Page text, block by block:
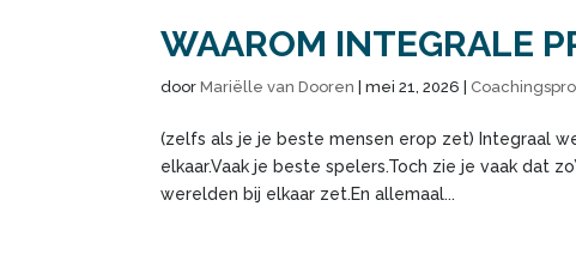
WAAROM INTEGRALE
doorMariëlle van Dooren |mei 21, 2026
(zelfs als je je beste mensen erop zet) Integraal
elkaar.Vaak je beste spelers.Toch zie je vaak dat
werelden bij elkaar zet.En allemaal...